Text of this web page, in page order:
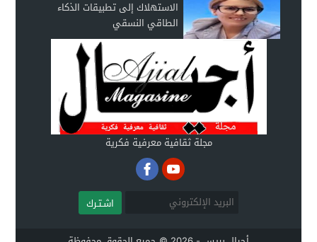
الاستهلاك إلى تطبيقات الذكاء
الطاقي النسقي
مجلة ثقافية معرفية فكرية
اشـتـرك